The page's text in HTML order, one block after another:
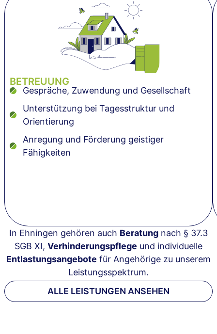
BETREUUNG
Gespräche, Zuwendung und Gesellschaft
Unterstützung bei Tagesstruktur und
Orientierung
Anregung und Förderung geistiger
Fähigkeiten
In Ehningen gehören auch Beratung nach § 37.3
SGB XI, Verhinderungspflege und individuelle
Entlastungsangebote für Angehörige zu unserem
Leistungsspektrum.
ALLE LEISTUNGEN ANSEHEN